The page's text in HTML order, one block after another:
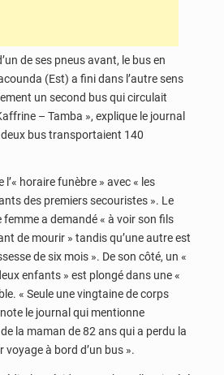
de ses pneus avant, le bus en
(Est) a fini dans l’autre sens
un second bus qui circulait
– Tamba », explique le journal
bus transportaient 140
l’« horaire funèbre » avec « les
des premiers secouristes ». Le
femme a demandé « à voir son fils
de mourir » tandis qu’une autre est
de six mois ». De son côté, un «
enfants » est plongé dans une «
« Seule une vingtaine de corps
le journal qui mentionne
la maman de 82 ans qui a perdu la
voyage à bord d’un bus ».